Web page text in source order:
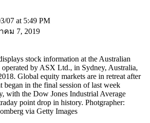
07 at 5:49 PM
คม 7, 2019
stock information at the Australian
operated by ASX Ltd., in Sydney, Australia,
Global equity markets are in retreat after
began in the final session of last week
with the Dow Jones Industrial Average
point drop in history. Photgrapher:
via Getty Images